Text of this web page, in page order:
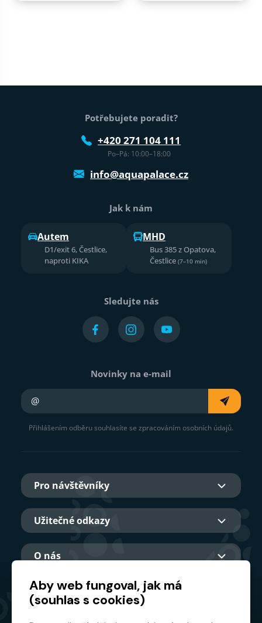
Patička webu
Potřebujete poradit?
+420 271 104 111
Po–Pá: 10:00–18:00
info@aquapalace.cz
Jak k nám
Autem
D1/exit 6, Čestlice,
naproti KIKA
MHD
Bus 385 z Opatova,
Čestlice (7–10 min)
Sledujte nás
Novinky na e-mail
Přihlášením odběru souhlasíte se zpracováním osobních údajů.
Pro návštěvníky
Užitečné odkazy
O nás
Hlavní partner
Aby web fungoval, jak má
(souhlas s cookies)